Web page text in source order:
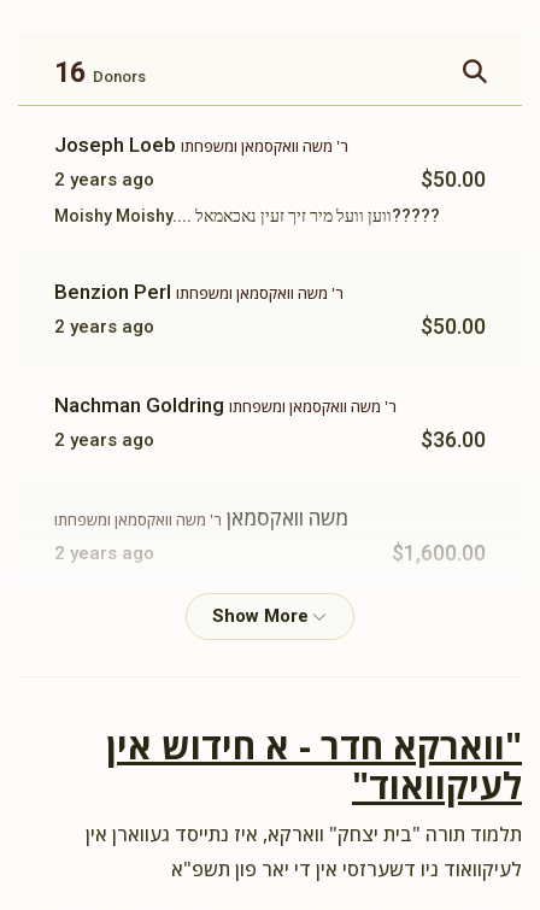
זכות תשב"ר תומך תורה
16 Donors
Joseph Loeb ר' משה וואקסמאן ומשפחתו
2 years ago
$50.00
Moishy Moishy.... ווען וועל מיר זיך זעין נאכאמאל?????
Benzion Perl ר' משה וואקסמאן ומשפחתו
2 years ago
$50.00
Nachman Goldring ר' משה וואקסמאן ומשפחתו
2 years ago
$36.00
משה וואקסמאן ר' משה וואקסמאן ומשפחתו
2 years ago
$1,600.00
משה וואקסמאן
ר' משה וואקסמאן ומשפחתו
ר' משה וואקסמאן ומשפחתו
$100.00
תומך תורה
"ווארקא חדר - א חידוש אין
לעיקוואוד"
תלמוד תורה "בית יצחק" ווארקא, איז נתייסד געווארן אין
לעיקוואוד ניו דשערזסי אין די יאר פון תשפ"א